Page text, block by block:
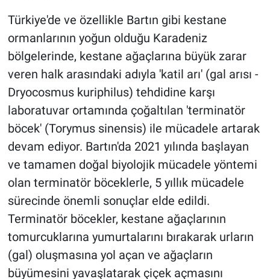
Türkiye'de ve özellikle Bartın gibi kestane
ormanlarının yoğun olduğu Karadeniz
bölgelerinde, kestane ağaçlarına büyük zarar
veren halk arasındaki adıyla 'katil arı' (gal arısı -
Dryocosmus kuriphilus) tehdidine karşı
laboratuvar ortamında çoğaltılan 'terminatör
böcek' (Torymus sinensis) ile mücadele artarak
devam ediyor. Bartın'da 2021 yılında başlayan
ve tamamen doğal biyolojik mücadele yöntemi
olan terminatör böceklerle, 5 yıllık mücadele
sürecinde önemli sonuçlar elde edildi.
Terminatör böcekler, kestane ağaçlarının
tomurcuklarına yumurtalarını bırakarak urların
(gal) oluşmasına yol açan ve ağaçların
büyümesini yavaşlatarak çiçek açmasını